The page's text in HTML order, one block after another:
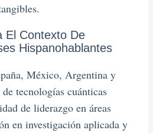
El Contexto De
Hispanohablantes
México, Argentina y
tecnologías cuánticas
de liderazgo en áreas
en investigación aplicada y